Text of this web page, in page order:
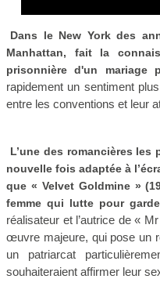
Dans le New York des
Manhattan, fait la
prisonnière d'un mariage
rapidement un sentiment
entre les conventions et leur
L’une des romancières
nouvelle fois adaptée à
que « Velvet Goldmine »
femme qui lutte pour
réalisateur et l’autrice de «
œuvre majeure, qui pose un
un patriarcat
souhaiteraient affirmer leur